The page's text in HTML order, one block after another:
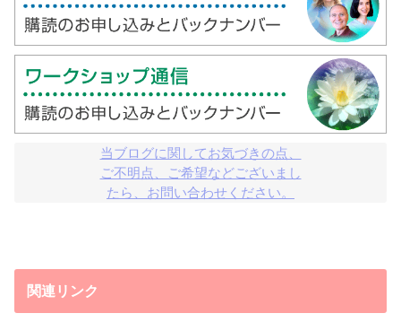
当ブログに関してお気づきの点、
ご不明点、ご希望などございまし
たら、お問い合わせください。
関連リンク